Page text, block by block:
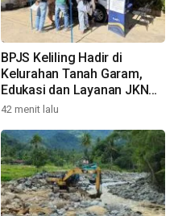
BPJS Keliling Hadir di
Kelurahan Tanah Garam,
Edukasi dan Layanan JKN
Semakin Mudah Diakses
42 menit lalu